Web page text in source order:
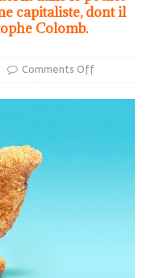
capitaliste, dont il
Colomb.
Comments Off